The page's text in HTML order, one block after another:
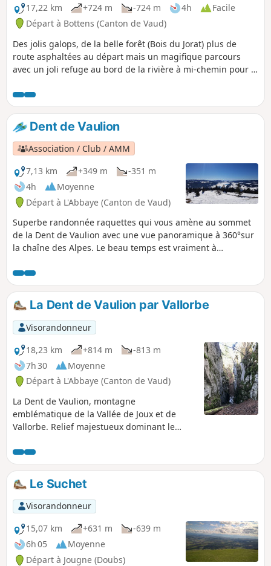
17,22 km
+724 m -724 m 4h
Facile
Départ à Bottens (Canton de Vaud)
Des jolis galops, de la belle forêt (Bois du Jorat) plus de
route asphaltées au départ mais un magifique parcours
avec un joli refuge au bord de la rivière à mi-chemin pour le
bordure de lisère de forêts ou champs s'ils ne sont pas
fauchés!
Dent de Vaulion
Association / Club / AMM
7,13 km
+349 m
-351 m
4h
Moyenne
Départ à L'Abbaye (Canton de Vaud)
Superbe randonnée raquettes qui vous amène au sommet
de la Dent de Vaulion avec une vue panoramique à 360°sur
la chaîne des Alpes. Le beau temps est vraiment à
exceptionnelle des Alpes en particulier, sans oublier les
trois lacs : Léman, Joux et Brenet.
La Dent de Vaulion par Vallorbe
Visorandonneur
18,23 km
+814 m
-813 m
7h 30
Moyenne
Départ à L'Abbaye (Canton de Vaud)
La Dent de Vaulion, montagne
emblématique de la Vallée de Joux et de
Vallorbe. Relief majestueux dominant le
d’altitude. Panorama à 360° qui s’offre à vous
une fois arrivé au sommet. Lorsque le ciel
est dégagé, il est possible d’admirer jusqu’à
huit lacs distincts : les lacs de Neuchâtel,
Bienne et Morat, le Lac Léman, les lacs
Brenet et Ter, le Lac de Joux et celui des
Rousses. La chaîne des Alpes et notamment
le Massif du Mont-Blanc complètent ce
paysage idyllique.
Le Suchet
Visorandonneur
15,07 km
+631 m
-639 m
6h 05
Moyenne
Départ à Jougne (Doubs)